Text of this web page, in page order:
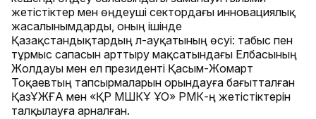
жетістіктер мен өңдеуші сектордағы инновациялық
жасалынымдарды, оның ішінде
Қазақстандықтардың әл-ауқатының өсуі: табыс пен
тұрмыс сапасын арттыру мақсатындағы Елбасының
Жолдауы мен ел президенті Қасым-Жомарт
Тоқаевтың тапсырмаларын орындауға бағытталған
ҚазҰЖҒА мен «ҚР МШКҰ ҰО» РМК-ң жетістіктерін
талқылауға арналған.